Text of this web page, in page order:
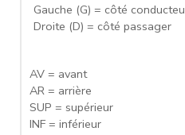
Gauche (G) = côté
Droite (D) = côté passager
AV = avant
AR = arrière
SUP = supérieur
INF = inférieur